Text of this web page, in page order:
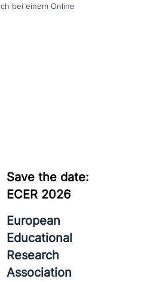
bei einem Online
Save the date:
ECER 2026
European
Educational
Research
Association